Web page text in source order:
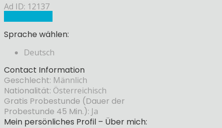
Ad ID: 12137
Sprache wählen:
Deutsch
Contact Information
Geschlecht: Männlich
Nationalität: Österreichisch
Gratis Probestunde (Dauer der
Probestunde 45 Min.): Ja
Mein persönliches Profil – Über mich: